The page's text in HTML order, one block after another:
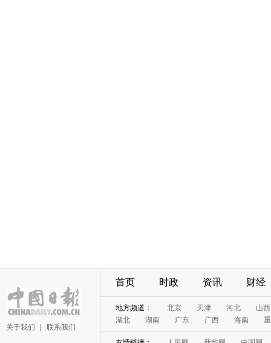
关于我们 联系我们
首页 时政 资讯 财经
地方频道： 北京 天津 河北
山西
湖北
湖南 广东 广西 海南